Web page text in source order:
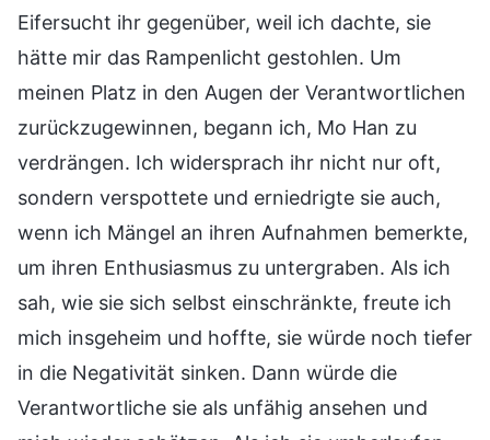
Eifersucht ihr gegenüber, weil ich dachte, sie
hätte mir das Rampenlicht gestohlen. Um
meinen Platz in den Augen der Verantwortlichen
zurückzugewinnen, begann ich, Mo Han zu
verdrängen. Ich widersprach ihr nicht nur oft,
sondern verspottete und erniedrigte sie auch,
wenn ich Mängel an ihren Aufnahmen bemerkte,
um ihren Enthusiasmus zu untergraben. Als ich
sah, wie sie sich selbst einschränkte, freute ich
mich insgeheim und hoffte, sie würde noch tiefer
in die Negativität sinken. Dann würde die
Verantwortliche sie als unfähig ansehen und